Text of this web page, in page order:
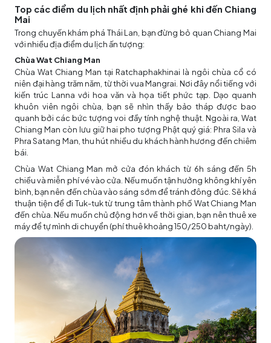
Top các điểm du lịch nhất định phải ghé khi đến Chiang
Mai
Trong chuyến khám phá Thái Lan, bạn đừng bỏ quan Chiang Mai
với nhiều địa điểm du lịch ấn tượng:
Chùa Wat Chiang Man
Chùa Wat Chiang Man tại Ratchaphakhinai là ngôi chùa cổ có
niên đại hàng trăm năm, từ thời vua Mangrai. Nơi đây nổi tiếng với
kiến trúc Lanna với hoa văn và họa tiết phức tạp. Dạo quanh
khuôn viên ngôi chùa, bạn sẽ nhìn thấy bảo tháp được bao
quanh bởi các bức tượng voi đầy tính nghệ thuật. Ngoài ra, Wat
Chiang Man còn lưu giữ hai pho tượng Phật quý giá: Phra Sila và
Phra Satang Man, thu hút nhiều du khách hành hương đến chiêm
bái.
Chùa Wat Chiang Man mở cửa đón khách từ 6h sáng đến 5h
chiều và miễn phí vé vào cửa. Nếu muốn tận hưởng không khí yên
bình, bạn nên đến chùa vào sáng sớm để tránh đông đúc. Sẽ khá
thuận tiện để đi Tuk-tuk từ trung tâm thành phố Wat Chiang Man
đến chùa. Nếu muốn chủ động hơn về thời gian, bạn nên thuê xe
máy để tự mình di chuyển (phí thuê khoảng 150/250 baht/ngày).